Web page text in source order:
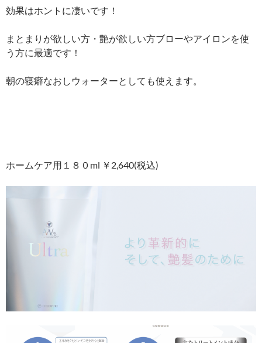
効果はホントに凄いです！
まとまりが欲しい方・艶が欲しい方ブローやアイロンを使
う方に最適です！
朝の寝癖なおしウォーターとしても使えます。
ホームケア用１８０ml ￥2,640(税込)